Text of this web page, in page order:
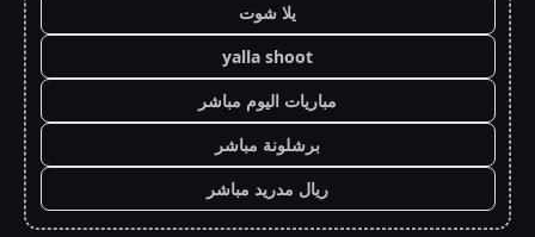
يلا شوت
yalla shoot
مباريات اليوم مباشر
برشلونة مباشر
ريال مدريد مباشر